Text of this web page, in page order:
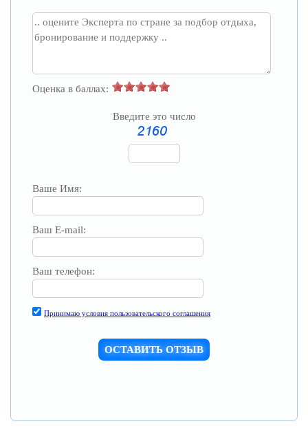
Оценка в баллах:
Введите это число
Ваше Имя:
Ваш E-mail:
Ваш телефон:
Принимаю условия пользовательского соглашения